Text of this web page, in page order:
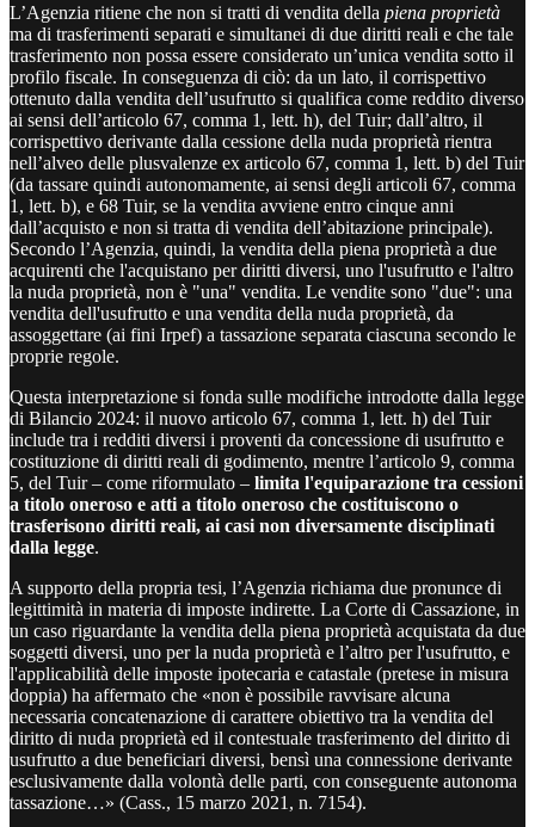
L’Agenzia ritiene che non si tratti di vendita della piena proprietà
ma di trasferimenti separati e simultanei di due diritti reali e che tale
trasferimento non possa essere considerato un’unica vendita sotto il
profilo fiscale. In conseguenza di ciò: da un lato, il corrispettivo
ottenuto dalla vendita dell’usufrutto si qualifica come reddito diverso
ai sensi dell’articolo 67, comma 1, lett. h), del Tuir; dall’altro, il
corrispettivo derivante dalla cessione della nuda proprietà rientra
nell’alveo delle plusvalenze ex articolo 67, comma 1, lett. b) del Tuir
(da tassare quindi autonomamente, ai sensi degli articoli 67, comma
1, lett. b), e 68 Tuir, se la vendita avviene entro cinque anni
dall’acquisto e non si tratta di vendita dell’abitazione principale).
Secondo l’Agenzia, quindi, la vendita della piena proprietà a due
acquirenti che l'acquistano per diritti diversi, uno l'usufrutto e l'altro
la nuda proprietà, non è "una" vendita. Le vendite sono "due": una
vendita dell'usufrutto e una vendita della nuda proprietà, da
assoggettare (ai fini Irpef) a tassazione separata ciascuna secondo le
proprie regole.
Questa interpretazione si fonda sulle modifiche introdotte dalla legge
di Bilancio 2024: il nuovo articolo 67, comma 1, lett. h) del Tuir
include tra i redditi diversi i proventi da concessione di usufrutto e
costituzione di diritti reali di godimento, mentre l’articolo 9, comma
5, del Tuir – come riformulato – limita l'equiparazione tra cessioni
a titolo oneroso e atti a titolo oneroso che costituiscono o
trasferisono diritti reali, ai casi non diversamente disciplinati
dalla legge.
A supporto della propria tesi, l’Agenzia richiama due pronunce di
legittimità in materia di imposte indirette. La Corte di Cassazione, in
un caso riguardante la vendita della piena proprietà acquistata da due
soggetti diversi, uno per la nuda proprietà e l’altro per l'usufrutto, e
l'applicabilità delle imposte ipotecaria e catastale (pretese in misura
doppia) ha affermato che «non è possibile ravvisare alcuna
necessaria concatenazione di carattere obiettivo tra la vendita del
diritto di nuda proprietà ed il contestuale trasferimento del diritto di
usufrutto a due beneficiari diversi, bensì una connessione derivante
esclusivamente dalla volontà delle parti, con conseguente autonoma
tassazione…» (Cass., 15 marzo 2021, n. 7154).